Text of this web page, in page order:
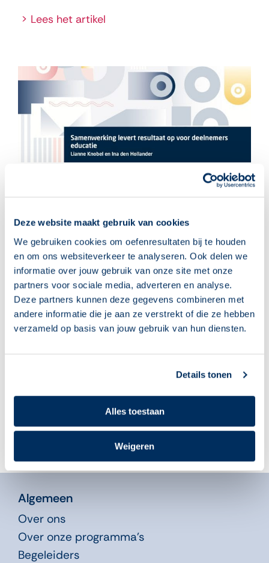
Deze website maakt gebruik van cookies
We gebruiken cookies om oefenresultaten bij te houden
en om ons websiteverkeer te analyseren. Ook delen we
informatie over jouw gebruik van onze site met onze
partners voor sociale media, adverteren en analyse.
Deze partners kunnen deze gegevens combineren met
andere informatie die je aan ze verstrekt of die ze hebben
verzameld op basis van jouw gebruik van hun diensten.
Details tonen
Alles toestaan
Weigeren
> Lees het artikel
‘Leuk, ik mag weer
naar computerles!’
Begeleiders, klaar voor
04 augustus 2026
Algemeen
Over ons
Over onze programma’s
Begeleiders